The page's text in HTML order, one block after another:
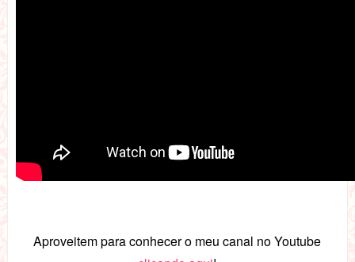
Aproveitem para conhecer o meu canal no Youtube